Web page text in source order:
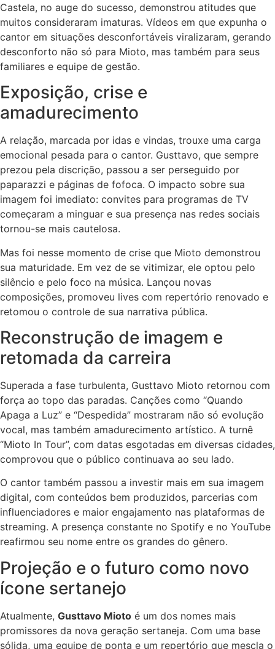
Castela, no auge do sucesso, demonstrou atitudes que
muitos consideraram imaturas. Vídeos em que expunha o
cantor em situações desconfortáveis viralizaram, gerando
desconforto não só para Mioto, mas também para seus
familiares e equipe de gestão.
Exposição, crise e
amadurecimento
A relação, marcada por idas e vindas, trouxe uma carga
emocional pesada para o cantor. Gusttavo, que sempre
prezou pela discrição, passou a ser perseguido por
paparazzi e páginas de fofoca. O impacto sobre sua
imagem foi imediato: convites para programas de TV
começaram a minguar e sua presença nas redes sociais
tornou-se mais cautelosa.
Mas foi nesse momento de crise que Mioto demonstrou
sua maturidade. Em vez de se vitimizar, ele optou pelo
silêncio e pelo foco na música. Lançou novas
composições, promoveu lives com repertório renovado e
retomou o controle de sua narrativa pública.
Reconstrução de imagem e
retomada da carreira
Superada a fase turbulenta, Gusttavo Mioto retornou com
força ao topo das paradas. Canções como “Quando
Apaga a Luz” e “Despedida” mostraram não só evolução
vocal, mas também amadurecimento artístico. A turnê
“Mioto In Tour”, com datas esgotadas em diversas cidades,
comprovou que o público continuava ao seu lado.
O cantor também passou a investir mais em sua imagem
digital, com conteúdos bem produzidos, parcerias com
influenciadores e maior engajamento nas plataformas de
streaming. A presença constante no Spotify e no YouTube
reafirmou seu nome entre os grandes do gênero.
Projeção e o futuro como novo
ícone sertanejo
Atualmente, Gusttavo Mioto é um dos nomes mais
promissores da nova geração sertaneja. Com uma base
sólida, uma equipe de ponta e um repertório que mescla o